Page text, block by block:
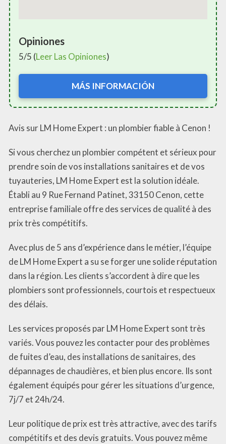
Opiniones
5/5 (Leer Las Opiniones)
MÁS INFORMACIÓN
Avis sur LM Home Expert : un plombier fiable à Cenon !
Si vous cherchez un plombier compétent et sérieux pour
prendre soin de vos installations sanitaires et de vos
tuyauteries, LM Home Expert est la solution idéale.
Établi au 9 Rue Fernand Patinet, 33150 Cenon, cette
entreprise familiale offre des services de qualité à des
prix très compétitifs.
Avec plus de 5 ans d’expérience dans le métier, l’équipe
de LM Home Expert a su se forger une solide réputation
dans la région. Les clients s’accordent à dire que les
plombiers sont professionnels, courtois et respectueux
des délais.
Les services proposés par LM Home Expert sont très
variés. Vous pouvez les contacter pour des problèmes
de fuites d’eau, des installations de sanitaires, des
dépannages de chaudières, et bien plus encore. Ils sont
également équipés pour gérer les situations d’urgence,
7j/7 et 24h/24.
Leur politique de prix est très attractive, avec des tarifs
compétitifs et des devis gratuits. Vous pouvez même